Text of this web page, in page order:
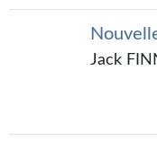
Une Heure-Lumière
Jack